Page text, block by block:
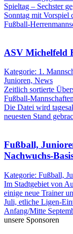
Spieltag – Sechster
Sonntag mit Vorspiel
Fußball-
ASV Michelfeld
Kategorie: 1.
Junioren, News
Zeitlich sortierte
Fußball-
Die Datei wird
neuesten Stand
Fußball,
Nachwuchs-
Kategorie: Fußball,
Im Stadtgebiet von
einige neue Trainer
Juli, etliche Ligen-
Anfang/Mitte
unsere Sponsoren